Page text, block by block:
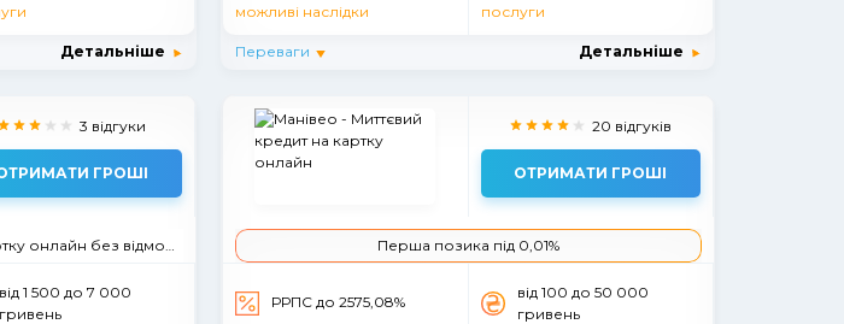
Детальніше
можливі наслідки
послуги
Переваги Детальніше
3 відгуки
ГРОШІ
онлайн без відмови
вiд 1 500 до 7 000
гривень
20 відгуків
ОТРИМАТИ ГРОШІ
Перша позика під 0,01%
РРПС до 2575,08%
вiд 100 до 50 000
гривень